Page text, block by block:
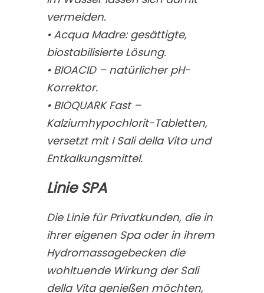
vermeiden.
• Acqua Madre: gesättigte,
biostabilisierte Lösung.
• BIOACID – natürlicher pH-
Korrektor.
• BIOQUARK Fast –
Kalziumhypochlorit-Tabletten,
versetzt mit I Sali della Vita und
Entkalkungsmittel.
Linie SPA
Die Linie für Privatkunden, die in
ihrer eigenen Spa oder in ihrem
Hydromassagebecken die
wohltuende Wirkung der Sali
della Vita genießen möchten,